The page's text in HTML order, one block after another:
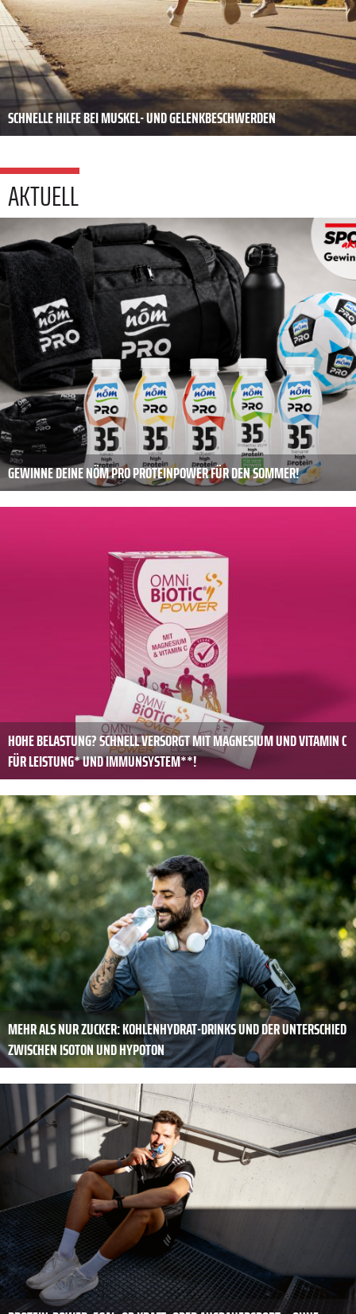
SCHNELLE HILFE BEI MUSKEL- UND GELENKBESCHWERDEN
AKTUELL
GEWINNE DEINE NÖM PRO PROTEINPOWER FÜR DEN SOMMER!
HOHE BELASTUNG? SCHNELL VERSORGT MIT MAGNESIUM UND VITAMIN C
FÜR LEISTUNG* UND IMMUNSYSTEM**!
MEHR ALS NUR ZUCKER: KOHLENHYDRAT-DRINKS UND DER UNTERSCHIED
ZWISCHEN ISOTON UND HYPOTON